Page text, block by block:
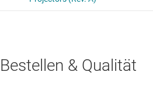
Bestellen & Qualität